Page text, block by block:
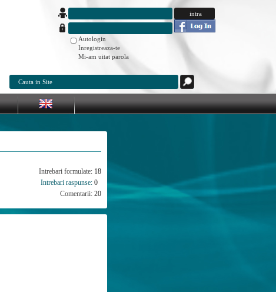
Autologin
Inregistreaza-te
Mi-am uitat parola
Intrebari formulate: 18
Intrebari raspunse: 0
Comentarii: 20